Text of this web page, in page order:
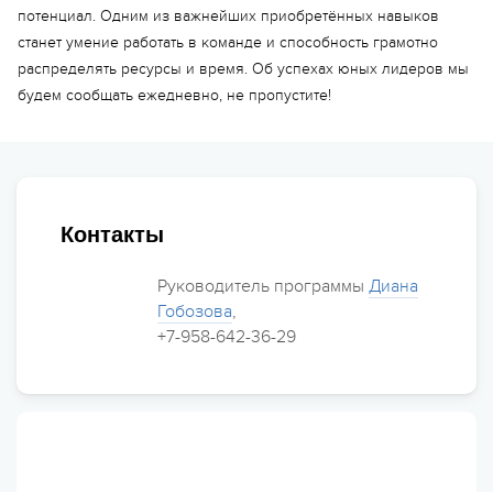
потенциал. Одним из важнейших приобретённых навыков
станет умение работать в команде и способность грамотно
распределять ресурсы и время. Об успехах юных лидеров мы
будем сообщать ежедневно, не пропустите!
Контакты
Руководитель программы Диана
Гобозова,
+7-958-642-36-29